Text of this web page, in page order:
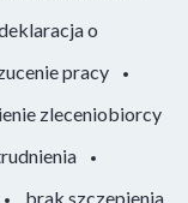
o
pracy
zleceniobiorcy
brak szczepienia